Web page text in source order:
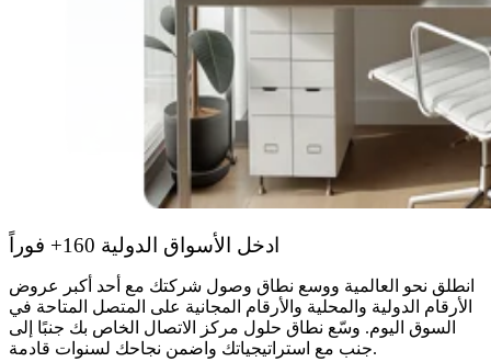
ادخل الأسواق الدولية 160+ فوراً
انطلق نحو العالمية ووسع نطاق وصول شركتك مع أحد أكبر عروض
الأرقام الدولية والمحلية والأرقام المجانية على المتصل المتاحة في
السوق اليوم. وسّع نطاق حلول مركز الاتصال الخاص بك جنبًا إلى
جنب مع استراتيجياتك واضمن نجاحك لسنوات قادمة.